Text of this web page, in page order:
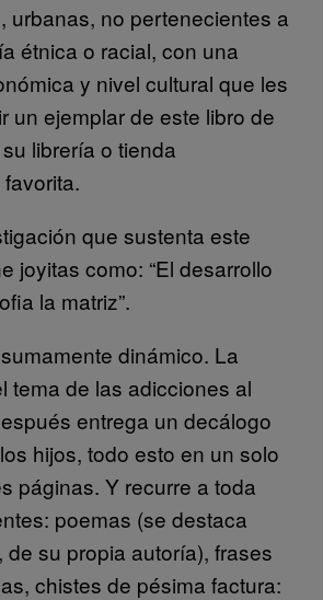
urbanas, no pertenecientes a
étnica o racial, con una
y nivel cultural que les
un ejemplar de este libro de
librería o tienda
que sustenta este
joyitas como: “El desarrollo
la matriz”.
dinámico. La
tema de las adicciones al
entrega un decálogo
hijos, todo esto en un solo
páginas. Y recurre a toda
poemas (se destaca
de su propia autoría), frases
chistes de pésima factura: